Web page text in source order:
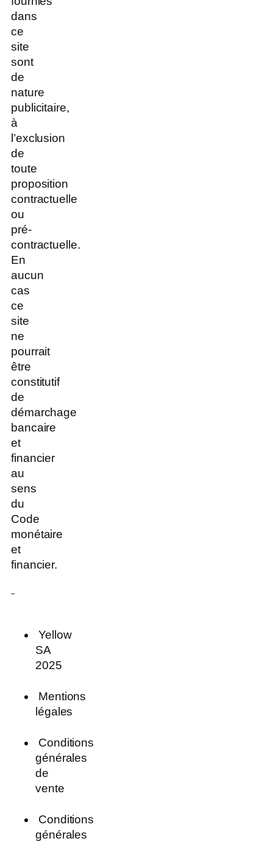
dans
ce
site
sont
de
nature
publicitaire,
à
l’exclusion
de
toute
proposition
contractuelle
ou
pré-
contractuelle.
En
aucun
cas
ce
site
ne
pourrait
être
constitutif
de
démarchage
bancaire
et
financier
au
sens
du
Code
monétaire
et
financier.
Yellow
SA
2025
Mentions
légales
Conditions
générales
de
vente
Conditions
générales